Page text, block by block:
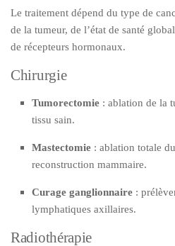
Le traitement dépend du type de
de la tumeur, de l’état de santé
de récepteurs hormonaux.
Chirurgie
Tumorectomie : ablation de la
tissu sain.
Mastectomie : ablation totale
reconstruction mammaire.
Curage ganglionnaire :
lymphatiques axillaires.
Radiothérapie